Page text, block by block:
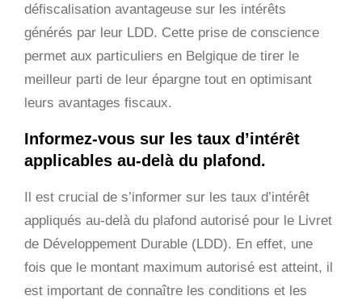
défiscalisation avantageuse sur les intérêts
générés par leur LDD. Cette prise de conscience
permet aux particuliers en Belgique de tirer le
meilleur parti de leur épargne tout en optimisant
leurs avantages fiscaux.
Informez-vous sur les taux d’intérêt
applicables au-delà du plafond.
Il est crucial de s’informer sur les taux d’intérêt
appliqués au-delà du plafond autorisé pour le Livret
de Développement Durable (LDD). En effet, une
fois que le montant maximum autorisé est atteint, il
est important de connaître les conditions et les